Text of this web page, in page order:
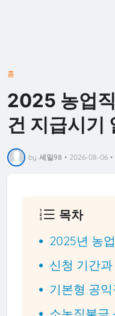
홈
2025 농업
건 지급시기
by 세일98 • 2026-08-06 •
목차
2025년 농
신청 기간
기본형 공